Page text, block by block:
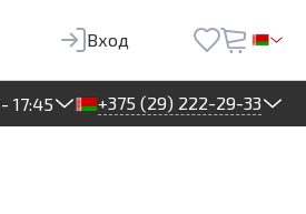
Вход
17:45 +375 (29) 222-29-33